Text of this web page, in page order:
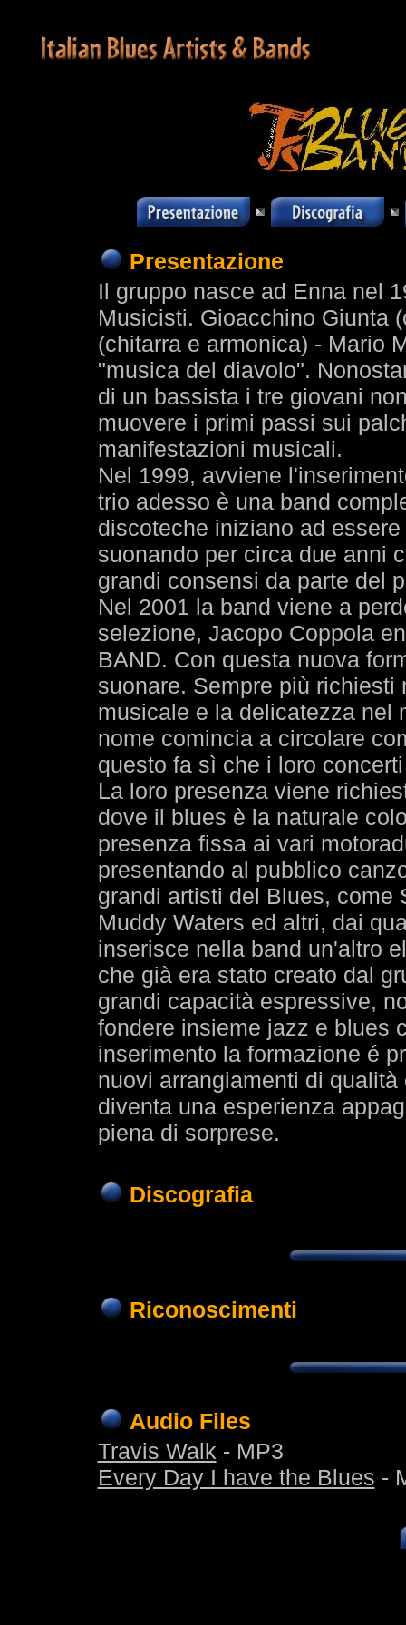
Presentazione
Il gruppo nasce ad Enna nel
Musicisti. Gioacchino Giunta
(chitarra e armonica) - Mario
"musica del diavolo".
di un bassista i tre giovani
muovere i primi passi sui
manifestazioni musicali.
Nel 1999, avviene
trio adesso è una band
discoteche iniziano ad
suonando per circa due anni
grandi consensi da parte del
Nel 2001 la band viene a
selezione, Jacopo Coppola
BAND. Con questa nuova
suonare. Sempre più
musicale e la delicatezza nel
nome comincia a circolare
questo fa sì che i loro
La loro presenza viene
dove il blues è la naturale
presenza fissa ai vari
presentando al pubblico
grandi artisti del Blues, come
Muddy Waters ed altri, dai
inserisce nella band un'altro
che già era stato creato dal
grandi capacità espressive,
fondere insieme jazz e blues
inserimento la formazione é
nuovi arrangiamenti di
diventa una esperienza
piena di sorprese.
Discografia
Riconoscimenti
Audio Files
Travis Walk - MP3
Every Day I have the Blues -